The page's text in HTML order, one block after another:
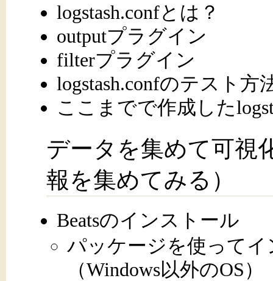
logstash.confとは？
outputプラグイン
filterプラグイン
logstash.confのテスト方
ここまでで作成した
データを集めて可視
報を集めてみる）
Beatsのインストール
パッケージを使って
（Windows以外のOS）